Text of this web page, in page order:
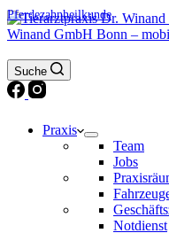
Pferdezahnheilkunde
Suche
Praxis
Team
Jobs
Notdienst